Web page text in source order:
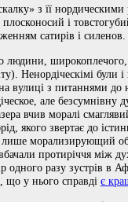
з її нордическими
і
сатирів і
людини,
Ненордіческімі були
на вулиці з питаннями
але
вчив моралі
якого звертає до
морализирующий
протиріччя між
одного разу зустрів в
що у нього справді є